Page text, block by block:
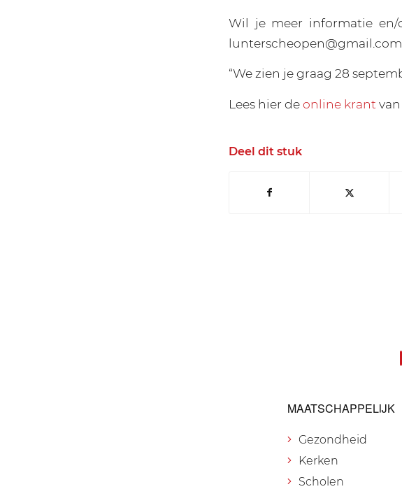
Wil je meer informatie
lunterscheopen@gmail.com.
“We zien je graag 28
Lees hier deonline krant van
Deel dit stuk
MAATSCHAPPELIJK
Gezondheid
Kerken
Scholen